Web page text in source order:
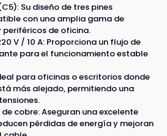
Su diseño de tres pines
con una amplia gama de
de oficina.
V / 10 A: Proporciona un flujo de
para el funcionamiento estable
para oficinas o escritorios donde
más alejado, permitiendo una
cobre: Aseguran una excelente
pérdidas de energía y mejoran